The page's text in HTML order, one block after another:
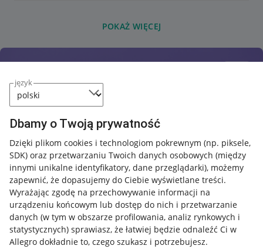
język
Dbamy o Twoją prywatność
Dzięki plikom cookies i technologiom pokrewnym (np. piksele,
SDK) oraz przetwarzaniu Twoich danych osobowych (między
innymi unikalne identyfikatory, dane przeglądarki), możemy
zapewnić, że dopasujemy do Ciebie wyświetlane treści.
Wyrażając zgodę na przechowywanie informacji na
urządzeniu końcowym lub dostęp do nich i przetwarzanie
danych (w tym w obszarze profilowania, analiz rynkowych i
statystycznych) sprawiasz, że łatwiej będzie odnaleźć Ci w
Allegro dokładnie to, czego szukasz i potrzebujesz.
POKAŻ WIĘCEJ